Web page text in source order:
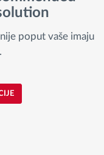
poput vaše imaju